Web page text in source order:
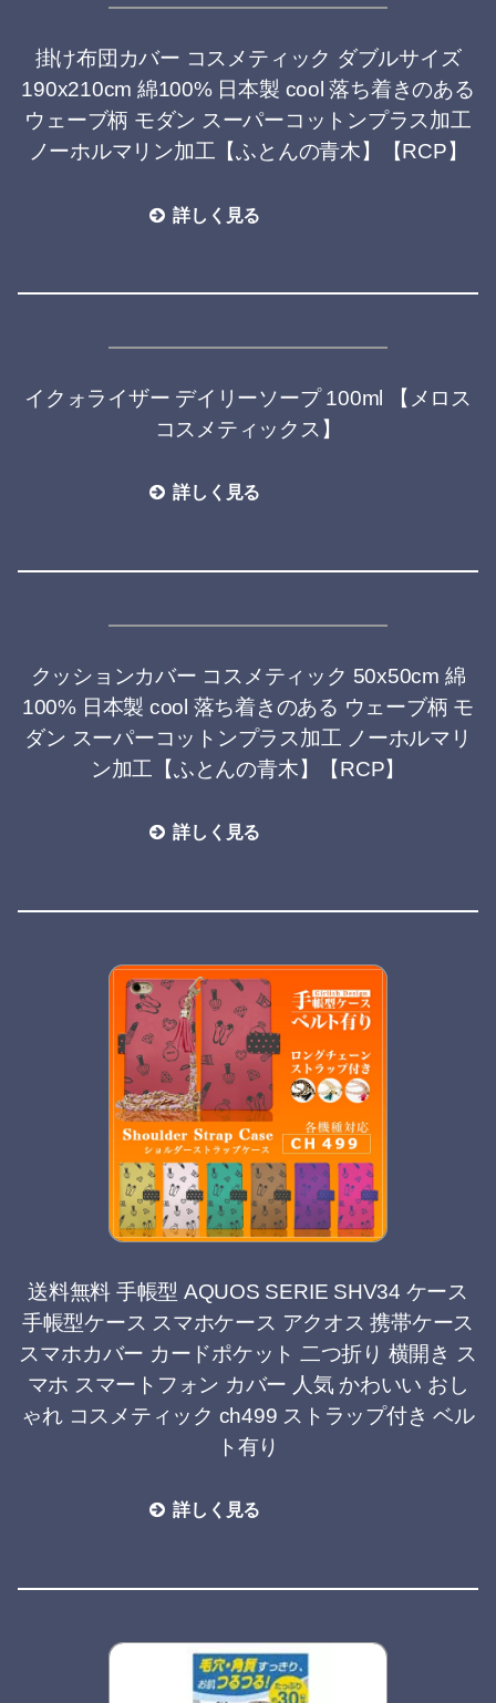
掛け布団カバー コスメティック ダブルサイズ
190x210cm 綿100% 日本製 cool 落ち着きのある
ウェーブ柄 モダン スーパーコットンプラス加工
ノーホルマリン加工【ふとんの青木】【RCP】
詳しく見る
イクォライザー デイリーソープ 100ml 【メロス
コスメティックス】
詳しく見る
クッションカバー コスメティック 50x50cm 綿
100% 日本製 cool 落ち着きのある ウェーブ柄 モ
ダン スーパーコットンプラス加工 ノーホルマリ
ン加工【ふとんの青木】【RCP】
詳しく見る
送料無料 手帳型 AQUOS SERIE SHV34 ケース
手帳型ケース スマホケース アクオス 携帯ケース
スマホカバー カードポケット 二つ折り 横開き ス
マホ スマートフォン カバー 人気 かわいい おし
ゃれ コスメティック ch499 ストラップ付き ベル
ト有り
詳しく見る